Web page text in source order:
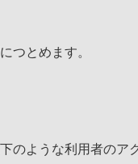
つとめます。
のような利用者のア